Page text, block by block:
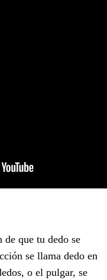
de que tu dedo se
se llama dedo en
o el pulgar, se